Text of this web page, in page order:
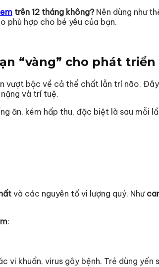
trên 12 tháng không?Nên dùng như
phù hợp cho bé yêu của bạn.
“vàng” cho phát
vượt bậc về cả thể chất lẫn trí não.
và trí tuệ.
ăn, kém hấp thu, đặc biệt là sau mỗi
và các nguyên tố vi lượng quý. Như
:
khuẩn, virus gây bệnh. Trẻ dùng